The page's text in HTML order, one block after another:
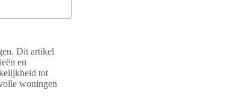
Dit artikel
en
tot
woningen